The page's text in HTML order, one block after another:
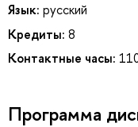
Язык: русский
Кредиты: 8
Контактные часы:
Программа